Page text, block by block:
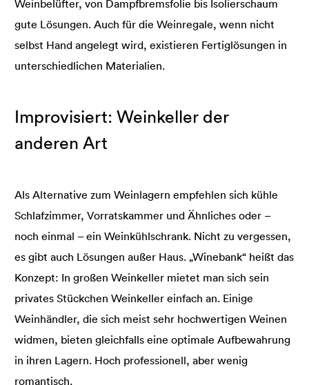
Weinbelüfter, von Dampfbremsfolie bis Isolierschaum
gute Lösungen. Auch für die Weinregale, wenn nicht
selbst Hand angelegt wird, existieren Fertiglösungen in
unterschiedlichen Materialien.
Improvisiert: Weinkeller der
anderen Art
Als Alternative zum Weinlagern empfehlen sich kühle
Schlafzimmer, Vorratskammer und Ähnliches oder –
noch einmal – ein Weinkühlschrank. Nicht zu vergessen,
es gibt auch Lösungen außer Haus. „Winebank“ heißt das
Konzept: In großen Weinkeller mietet man sich sein
privates Stückchen Weinkeller einfach an. Einige
Weinhändler, die sich meist sehr hochwertigen Weinen
widmen, bieten gleichfalls eine optimale Aufbewahrung
in ihren Lagern. Hoch professionell, aber wenig
romantisch.